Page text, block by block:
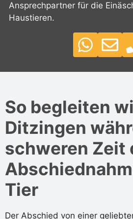
Ansprechpartner für die
Haustieren.
So begleiten
Ditzingen
schweren Zeit
Tier
Der Abschied von einer